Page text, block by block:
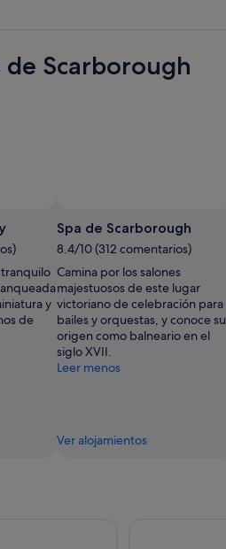
Scarborough
y
de
Spa de Scarborough
8.4/10 (312 comentarios)
Camina por los salones
majestuosos de este lugar
victoriano de celebración para
bailes y orquestas, y conoce su
origen como balneario en el
siglo XVII.
Leer menos
Ver alojamientos